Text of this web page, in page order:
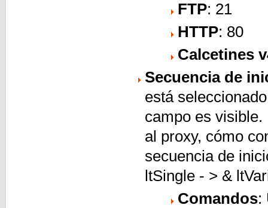
FTP: 21
HTTP: 80
Calcetines
Secuencia de
está
campo es
al proxy, cómo
secuencia de
ltSingle - > &
Comandos: